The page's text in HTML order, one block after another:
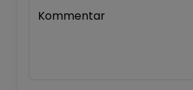
Kommentar